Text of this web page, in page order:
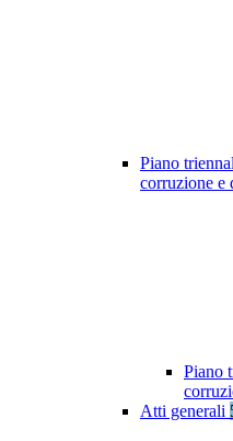
Piano
corruzione e
Piano
Atti generali